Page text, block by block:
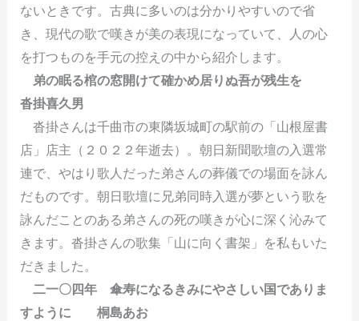
ないときです。古典に多いのは分かりやすいので省
き、現代の歌で嘆きが美の表現になっていて、人の心
を打つものを手元の控えの中から紹介します。
弟の眠る棺の窓開けて確かめ居りぬ吾が残生を
沓掛喜久男
沓掛さんは千曲市の東隣坂城町の駅前の「山根屋書
店」店主（２０２２年逝去）。朝日新聞歌壇の入選常
連で、やはり歌人だった弟さんの葬儀での場面を詠ん
だものです。朝日歌壇に兄弟同時入選が夢という歌を
詠んだことのある弟さんの死の嘆きが心に深く沁みて
きます。沓掛さんの歌集「山に向く書架」を私もいた
だきました。
二一〇四年 傘寿になるきみにやさしい国でありま
すように 桐島あお